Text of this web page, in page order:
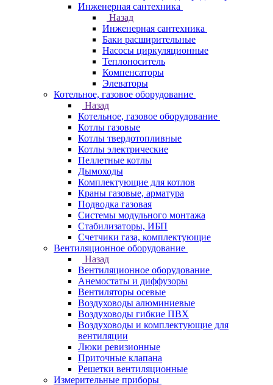
Инженерная сантехника
Назад
Инженерная сантехника
Баки расширительные
Насосы циркуляционные
Теплоноситель
Компенсаторы
Элеваторы
Котельное, газовое оборудование
Назад
Котельное, газовое оборудование
Котлы газовые
Котлы твердотопливные
Котлы электрические
Пеллетные котлы
Дымоходы
Комплектующие для котлов
Краны газовые, арматура
Подводка газовая
Системы модульного монтажа
Стабилизаторы, ИБП
Счетчики газа, комплектующие
Вентиляционное оборудование
Назад
Вентиляционное оборудование
Анемостаты и диффузоры
Вентиляторы осевые
Воздуховоды алюминиевые
Воздуховоды гибкие ПВХ
Воздуховоды и комплектующие для
вентиляции
Люки ревизионные
Приточные клапана
Решетки вентиляционные
Измерительные приборы